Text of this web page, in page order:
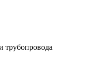
трубопровода